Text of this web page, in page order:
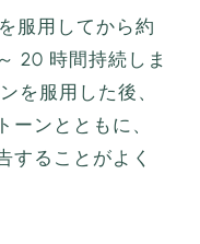
服用してから約
20 時間持続しま
を服用した後、
ーンとともに、
することがよく